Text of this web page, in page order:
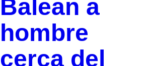
Balean a
hombre
cerca del